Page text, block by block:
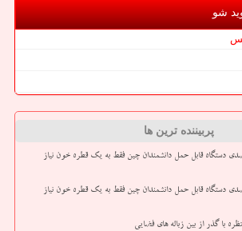
شو
پربیننده ترین ها
سرطان با دقت ۹۵ درصدی دستگاه قابل حمل دانشمندان چین فقط به یک قطره خون نیاز
سرطان با دقت ۹۵ درصدی دستگاه قابل حمل دانشمندان چین فقط به یک قطره خون نیاز
با گذر از بین زباله های فضایی